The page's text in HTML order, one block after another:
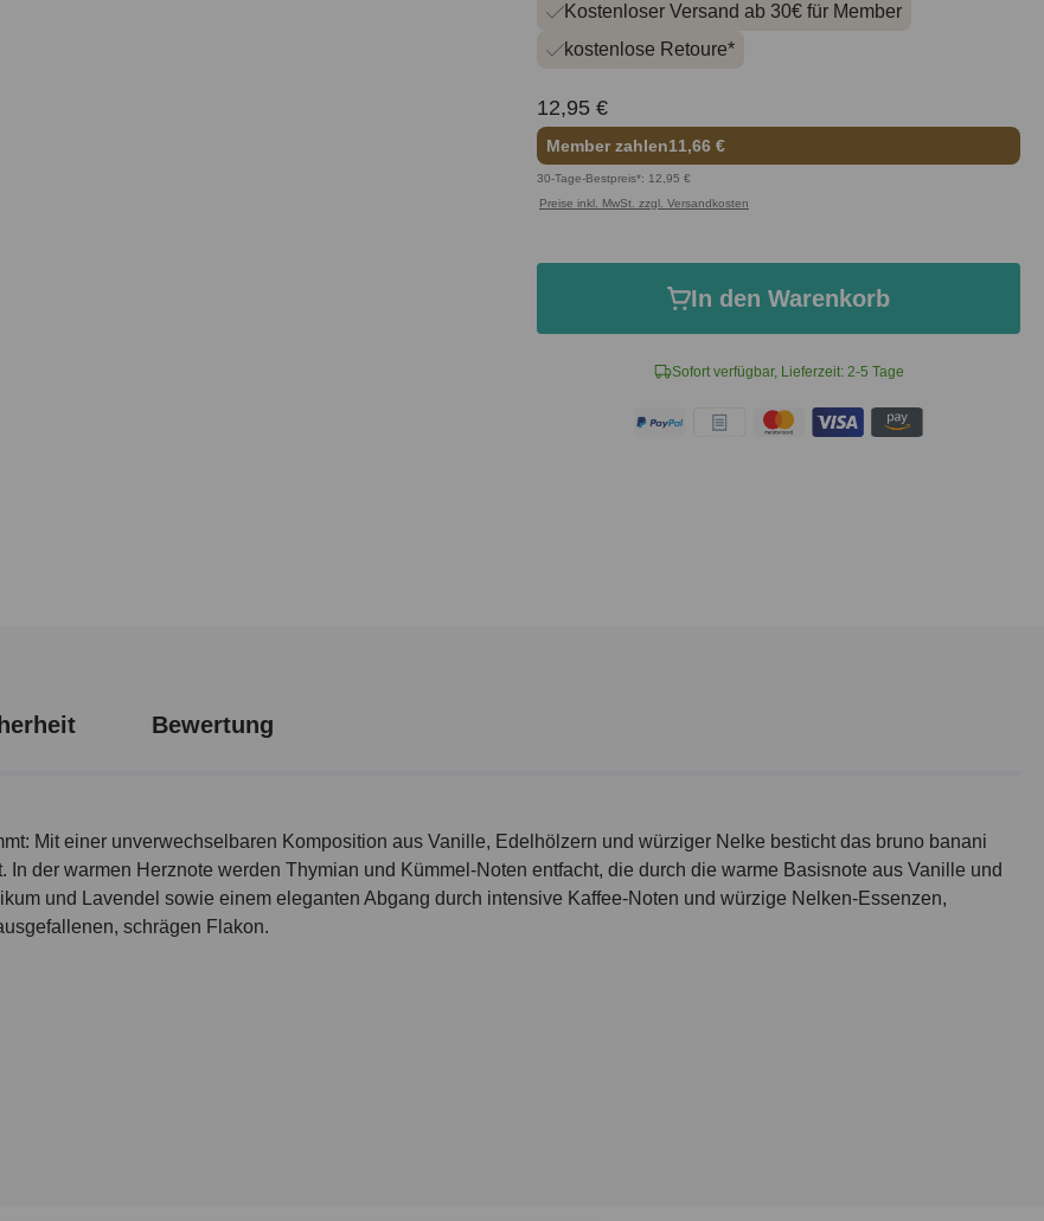
Kostenloser Versand ab 30€ für Member
kostenlose Retoure*
12,95 €
Member zahlen11,66 €
30-Tage-Bestpreis*: 12,95 €
Preise inkl. MwSt. zzgl. Versandkosten
Sofort verfügbar, Lieferzeit: 2-5 Tage
In den Warenkorb
Bewertung
Mit einer unverwechselbaren Komposition aus Vanille, Edelhölzern und würziger Nelke besticht das bruno banani
der warmen Herznote werden Thymian und Kümmel-Noten entfacht, die durch die warme Basisnote aus Vanille und
und Lavendel sowie einem eleganten Abgang durch intensive Kaffee-Noten und würzige Nelken-Essenzen,
schrägen Flakon.